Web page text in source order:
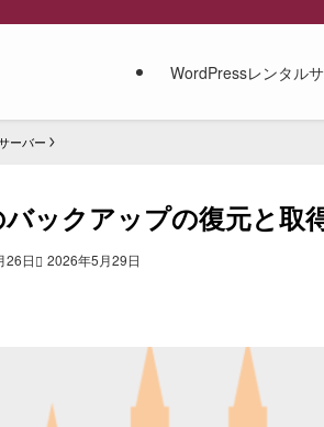
WordPressレンタル
ーバー
ックアップの復元と取
26日 2026年5月29日